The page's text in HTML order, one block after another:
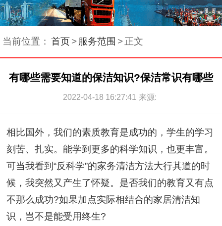
当前位置： 首页> 服务范围 >正文
有哪些需要知道的保洁知识?保洁常识有哪些
2022-04-18 16:27:41 来源:
相比国外，我们的素质教育是成功的，学生的学习
刻苦、扎实。能学到更多的科学知识，也更丰富。
可当我看到“反科学”的家务清洁方法大行其道的时
候，我突然又产生了怀疑。是否我们的教育又有点
不那么成功?如果加点实际相结合的家居清洁知
识，岂不是能受用终生?